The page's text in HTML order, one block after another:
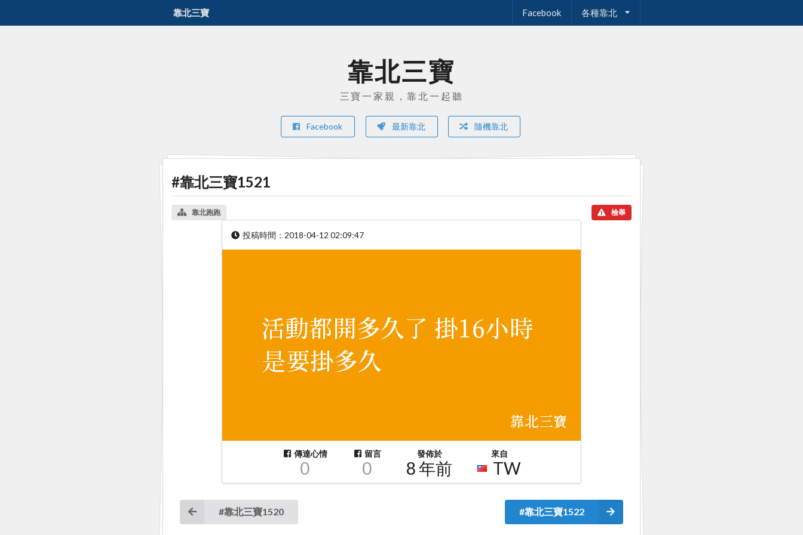
靠北三寶 Facebook 各種靠北
靠北三寶
三寶一家親，靠北一起聽
Facebook 最新靠北 隨機靠北
#靠北三寶1521
靠北跑跑 檢舉
投稿時間： 2018-04-12 02:09:47
傳達心情
0
留言
0
發佈於
8 年前
來自
TW
#靠北三寶1520 #靠北三寶1522